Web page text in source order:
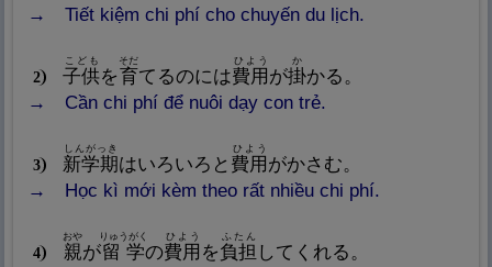
quán trọ
Tiết kiệm chi phí cho chuyến du lịch.
2 子供
nạp
こども
を育
そだ
てるのには費用
ひよう
が掛
か
かる。
Cần chi phí để nuôi dạy con trẻ.
3 新学期
しんがっき
はいろいろと 費用
ひよう
がかさむ。
Học kì mới kèm theo rất nhiều chi phí.
4 親
おや
が留学
りゅうがく
の費用
ひよう
を負担
ふたん
してくれる。